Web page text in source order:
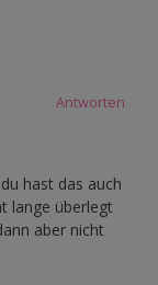
Antworten
hast das auch
lange überlegt
aber nicht